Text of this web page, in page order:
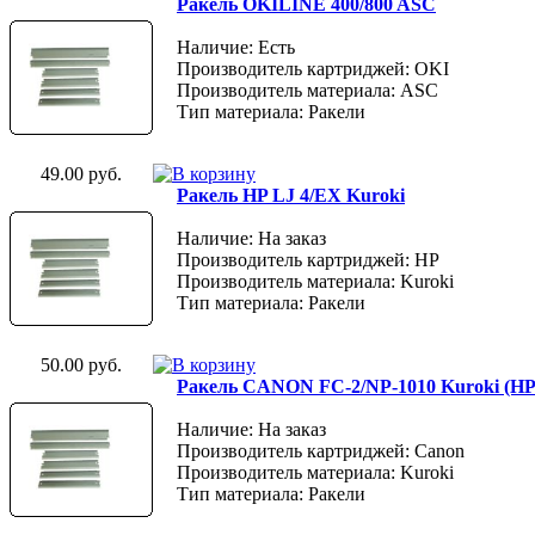
Наличие: Есть
Производитель картриджей: OKI
Производитель материала: ASC
Тип материала: Ракели
49.00 руб.
Ракель HP LJ 4/EX Kuroki
Наличие: На заказ
Производитель картриджей: HP
Производитель материала: Kuroki
Тип материала: Ракели
50.00 руб.
Ракель CANON FC-2/NP-1010 Kuroki
Наличие: На заказ
Производитель картриджей: Canon
Производитель материала: Kuroki
Тип материала: Ракели